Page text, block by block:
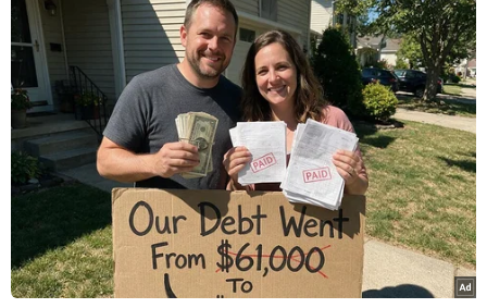
Du khách hoảng hốt khi
bức tường gần Lâu đài
Kumamoto bất ngờ sụp
đổ
Dự thảo Điều lệ mới sẽ
“khóa van" lạm thu quỹ
phụ huynh đầu năm?